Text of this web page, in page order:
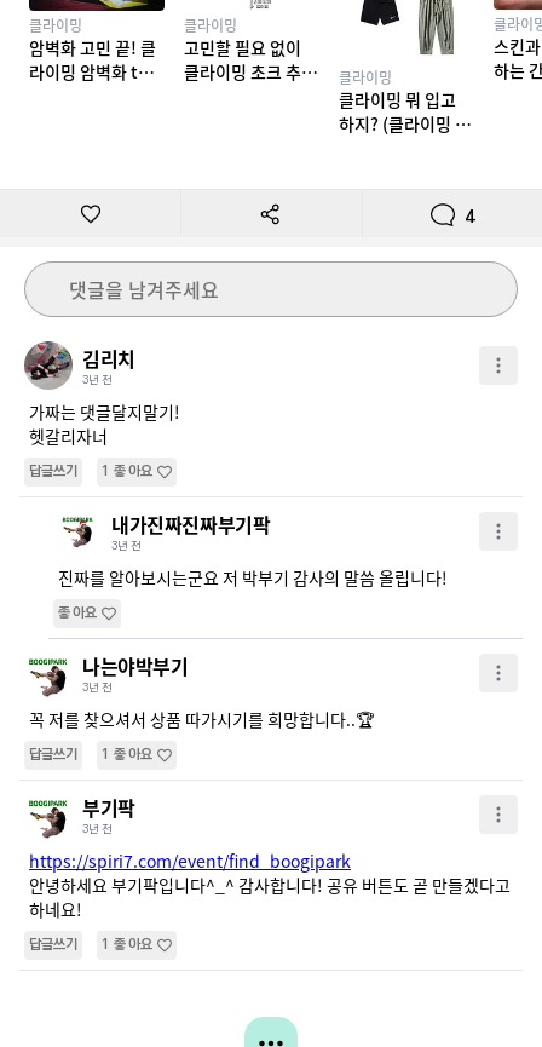
클라이밍
암벽화 고민 끝! 클
라이밍 암벽화 top
클라이밍
고민할 필요 없이
클라이밍 초크 추천
클라이밍
클라이밍 뭐 입고
하지? (클라이밍 복
클라이
스킨
하는
4
댓글을 남겨주세요
김리치
3년 전
가짜는 댓글달지말기!
헷갈리자너
답글쓰기 1 좋아요
내가진짜진짜부기팍
3년 전
진짜를 알아보시는군요 저 박부기 감사의 말씀 올립니다!
좋아요
나는야박부기
3년 전
꼭 저를 찾으셔서 상품 따가시기를 희망합니다..🏆
답글쓰기 1 좋아요
부기팍
3년 전
https://spiri7.com/event/find_boogipark
안녕하세요 부기팍입니다^_^ 감사합니다! 공유 버튼도 곧 만들겠다고
하네요!
답글쓰기 1 좋아요